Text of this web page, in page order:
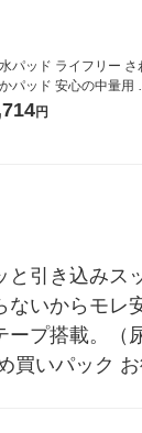
パッド ライフリー さ
ド 安心の中量用 80
1パック (45枚) 大容量 ユ
円
と引き込みス
ないからモ
ープ搭載。（
買いパック